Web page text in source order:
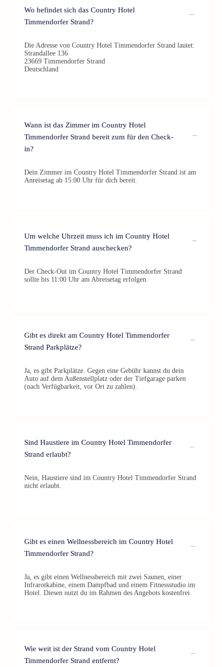
Wo befindet sich das Country Hotel
Timmendorfer Strand?
Die Adresse von Country Hotel Timmendorfer Strand lautet:
Strandallee 136
23669 Timmendorfer Strand
Deutschland
Wann ist das Zimmer im Country Hotel
Timmendorfer Strand bereit zum für den Check-
in?
Dein Zimmer im Country Hotel Timmendorfer Strand ist am
Anreisetag ab 15:00 Uhr für dich bereit.
Um welche Uhrzeit muss ich im Country Hotel
Timmendorfer Strand auschecken?
Der Check-Out im Country Hotel Timmendorfer Strand
sollte bis 11:00 Uhr am Abreisetag erfolgen.
Gibt es direkt am Country Hotel Timmendorfer
Strand Parkplätze?
Ja, es gibt Parkplätze. Gegen eine Gebühr kannst du dein
Auto auf dem Außenstellplatz oder der Tiefgarage parken
(nach Verfügbarkeit, vor Ort zu zahlen).
Sind Haustiere im Country Hotel Timmendorfer
Strand erlaubt?
Nein, Haustiere sind im Country Hotel Timmendorfer Strand
nicht erlaubt.
Gibt es einen Wellnessbereich im Country Hotel
Timmendorfer Strand?
Ja, es gibt einen Wellnessbereich mit zwei Saunen, einer
Infrarotkabine, einem Dampfbad und einem Fitnessstudio im
Hotel. Diesen nutzt du im Rahmen des Angebots kostenfrei.
Wie weit ist der Strand vom Country Hotel
Timmendorfer Strand entfernt?